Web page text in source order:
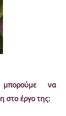
να
στο έργο της: